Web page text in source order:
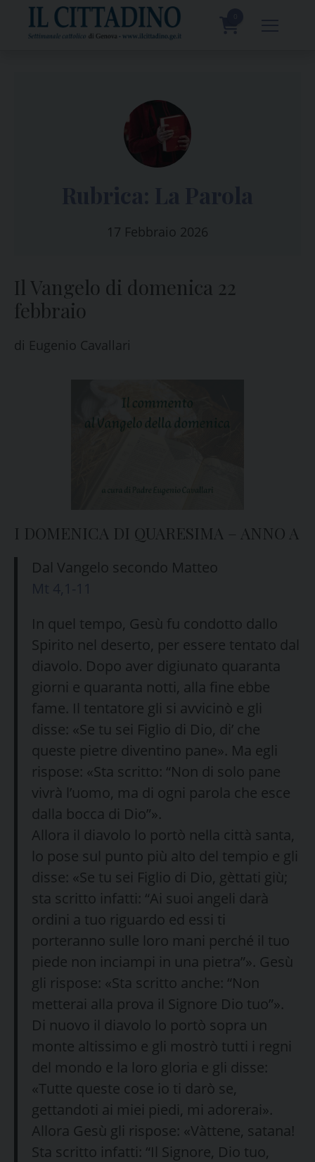
content
17 Febbraio 2026
Il Vangelo di domenica 22
febbraio
di Eugenio Cavallari
I DOMENICA DI QUARESIMA – ANNO A
Dal Vangelo secondo Matteo
In quel tempo, Gesù fu condotto dallo
Spirito nel deserto, per essere tentato dal
diavolo. Dopo aver digiunato quaranta
giorni e quaranta notti, alla fine ebbe
fame. Il tentatore gli si avvicinò e gli
disse: «Se tu sei Figlio di Dio, di’ che
queste pietre diventino pane». Ma egli
rispose: «Sta scritto: “Non di solo pane
vivrà l’uomo, ma di ogni parola che esce
dalla bocca di Dio”».
Allora il diavolo lo portò nella città santa,
lo pose sul punto più alto del tempio e gli
disse: «Se tu sei Figlio di Dio, gèttati giù;
sta scritto infatti: “Ai suoi angeli darà
ordini a tuo riguardo ed essi ti
porteranno sulle loro mani perché il tuo
piede non inciampi in una pietra”». Gesù
gli rispose: «Sta scritto anche: “Non
metterai alla prova il Signore Dio tuo”».
Di nuovo il diavolo lo portò sopra un
monte altissimo e gli mostrò tutti i regni
del mondo e la loro gloria e gli disse:
«Tutte queste cose io ti darò se,
gettandoti ai miei piedi, mi adorerai».
Allora Gesù gli rispose: «Vàttene, satana!
Sta scritto infatti: “Il Signore, Dio tuo,